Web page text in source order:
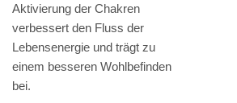
Aktivierung der Chakren
verbessert den Fluss der
Lebensenergie und trägt zu
einem besseren Wohlbefinden
bei.